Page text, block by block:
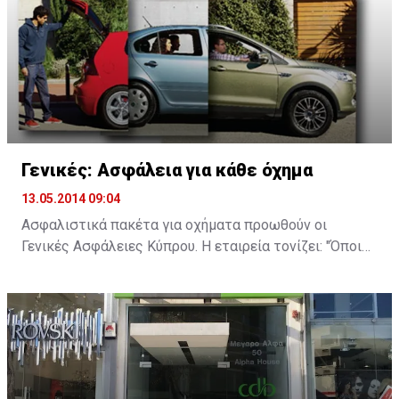
Δημοκρατίας».
Γενικές: Ασφάλεια για κάθε όχημα
13.05.2014 09:04
Ασφαλιστικά πακέτα για οχήματα προωθούν οι
Γενικές Ασφάλειες Κύπρου. Η εταιρεία τονίζει: "Όποιο
αβεβαιότητα των καιρών, παραμένουμε υπεύθυνα
δίπλα σας, με ολοκληρωμένα ασφαλιστικά σχέδια που
καλύπτουν τις ανάγκες και τις απαιτήσεις σας".
Οι Γενικές προσφέρουν τέσσερα ασφαλιστικά σχέδια